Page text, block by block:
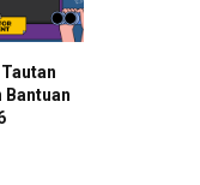
Tautan
Bantuan